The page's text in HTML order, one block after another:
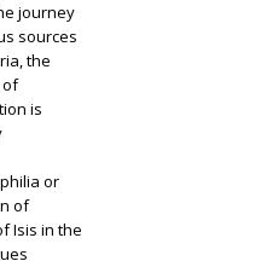
journey
sources
the
of
is
or
of
Isis in the